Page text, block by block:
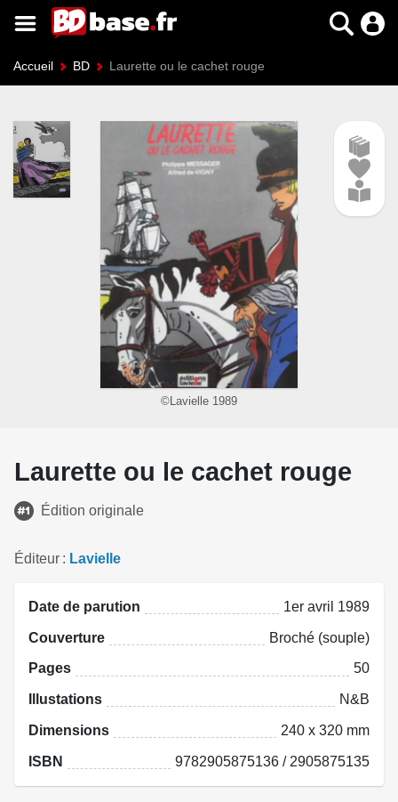
Accueil BD Laurette ou le cachet rouge
©Lavielle 1989
Laurette ou le cachet rouge
Édition originale
Éditeur Lavielle
Date de parution 1er avril 1989
Couverture Broché (souple)
Pages 50
Illustations N&B
Dimensions 240 x 320 mm
ISBN 9782905875136 / 2905875135